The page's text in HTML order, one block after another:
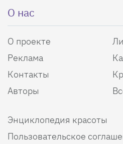
О нас
О проекте
Реклама
Контакты
Авторы
Энциклопедия красоты
Пользовательское